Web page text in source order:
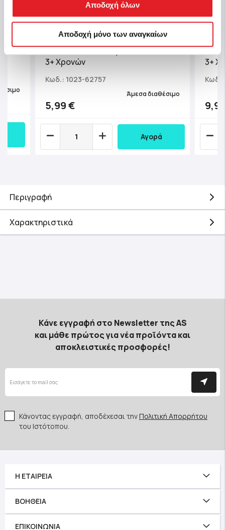
Αποδοχή όλων
Αποδοχή μόνο των αναγκαίων
Giga Block 5 Σε 1 Σετ Ζωγραφικής
DreamWorks Gabby's Dollhouse Για
3+ Χρονών
Κωδ.: 1023-62757
5,99 €
Άμεσα διαθέσιμο
Αγορά
3+
Κωδ.:
Περιγραφή
Χαρακτηριστικά
Κάνε εγγραφή στο Newsletter της AS
και μάθε πρώτος για νέα προϊόντα και
αποκλειστικές προσφορές!
Κάνοντας εγγραφή, αποδέχεσαι τηνΠολιτική Απορρήτου
του Ιστότοπου.
Η ΕΤΑΙΡΕΊΑ
ΒΟΉΘΕΙΑ
ΕΠΙΚΟΙΝΩΝΊΑ